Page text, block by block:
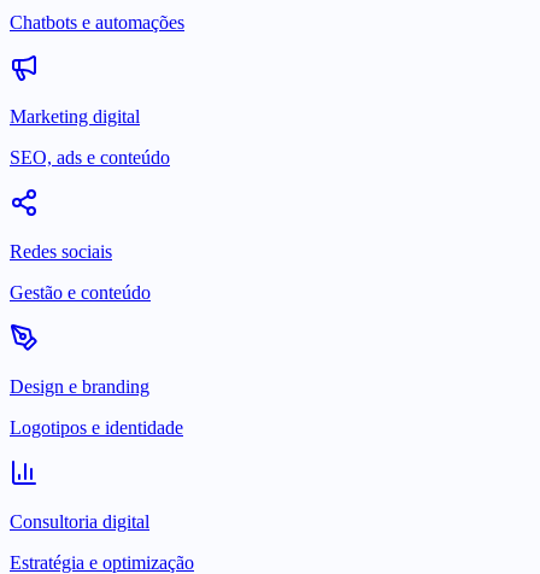
Chatbots e automações
Marketing digital
SEO, ads e conteúdo
Redes sociais
Gestão e conteúdo
Design e branding
Logotipos e identidade
Consultoria digital
Estratégia e optimização